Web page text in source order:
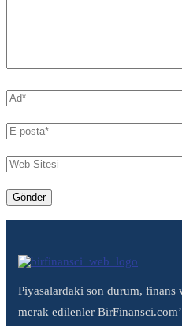
Piyasalardaki son durum, finans
merak edilenler